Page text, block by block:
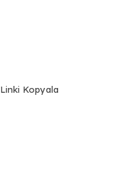
Linki Kopyala